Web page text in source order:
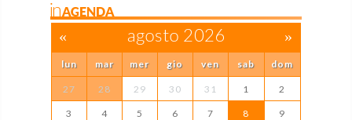
inAGENDA
« agosto 2026 »
lun mar mer gio ven sab dom
27 28 29 30 31 1 2
3 4 5 6 7 8 9